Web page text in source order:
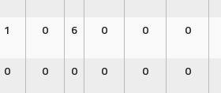
1 0 6 0 0 0
0 0 0 0 0 0